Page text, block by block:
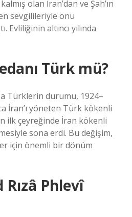
olan İran’dan ve Şah’ın
sevgilileriyle onu
Evliliğinin altıncı yılında
Türk mü?
Türklerin durumu, 1924–
İran’ı yöneten Türk kökenli
ilk çeyreğinde İran kökenli
sona erdi. Bu değişim,
için önemli bir dönüm
Phlevî